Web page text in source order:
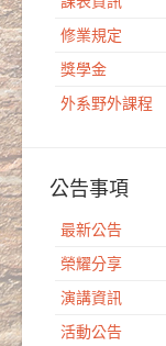
修業規定
獎學金
外系野外課程
公告事項
最新公告
榮耀分享
演講資訊
活動公告